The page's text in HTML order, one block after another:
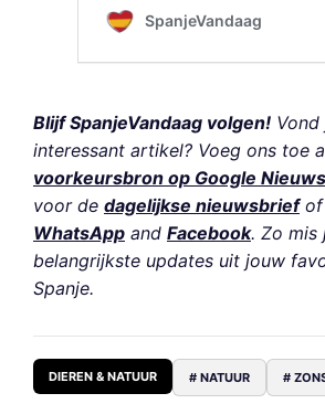
Blijf SpanjeVandaag volgen!
interessant artikel? Voeg ons toe
voorkeursbron op Google Nieuws
voor de dagelijkse nieuwsbriefof
WhatsApp and Facebook. Zo mis
belangrijkste updates uit jouw
Spanje.
DIEREN & NATUUR # NATUUR #